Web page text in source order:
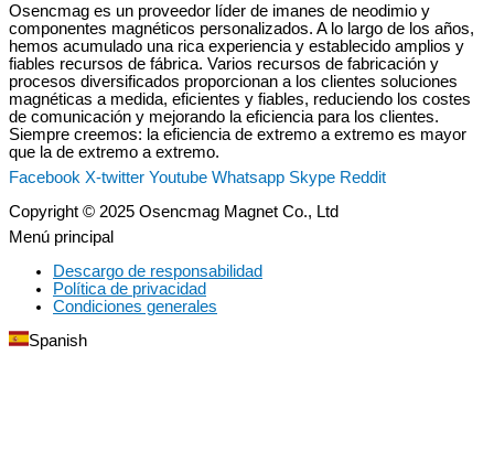
Osencmag es un proveedor líder de imanes de neodimio y
componentes magnéticos personalizados. A lo largo de los años,
hemos acumulado una rica experiencia y establecido amplios y
fiables recursos de fábrica. Varios recursos de fabricación y
procesos diversificados proporcionan a los clientes soluciones
magnéticas a medida, eficientes y fiables, reduciendo los costes
de comunicación y mejorando la eficiencia para los clientes.
Siempre creemos: la eficiencia de extremo a extremo es mayor
que la de extremo a extremo.
Facebook X-twitter Youtube Whatsapp Skype Reddit
Copyright © 2025 Osencmag Magnet Co., Ltd
Menú principal
Descargo de responsabilidad
Política de privacidad
Condiciones generales
Spanish